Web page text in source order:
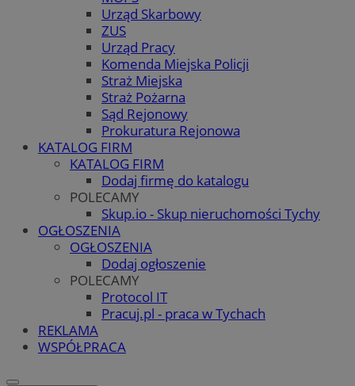
Urząd Skarbowy
ZUS
Urząd Pracy
Komenda Miejska Policji
Straż Miejska
Straż Pożarna
Sąd Rejonowy
Prokuratura Rejonowa
KATALOG FIRM
KATALOG FIRM
Dodaj firmę do katalogu
POLECAMY
Skup.io - Skup nieruchomości Tychy
OGŁOSZENIA
OGŁOSZENIA
Dodaj ogłoszenie
POLECAMY
Protocol IT
Pracuj.pl - praca w Tychach
REKLAMA
WSPÓŁPRACA